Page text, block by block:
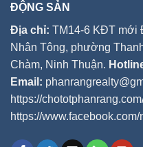
ĐỘNG SẢN
Địa chỉ: TM14-6 KĐT mới
Nhân Tông, phường
Chàm, Ninh Thuận.
Email:
https://
https://